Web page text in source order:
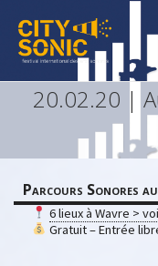
20.02.20 |
Parcours Sonores
6 lieux à Wavre >
Gratuit – Entrée